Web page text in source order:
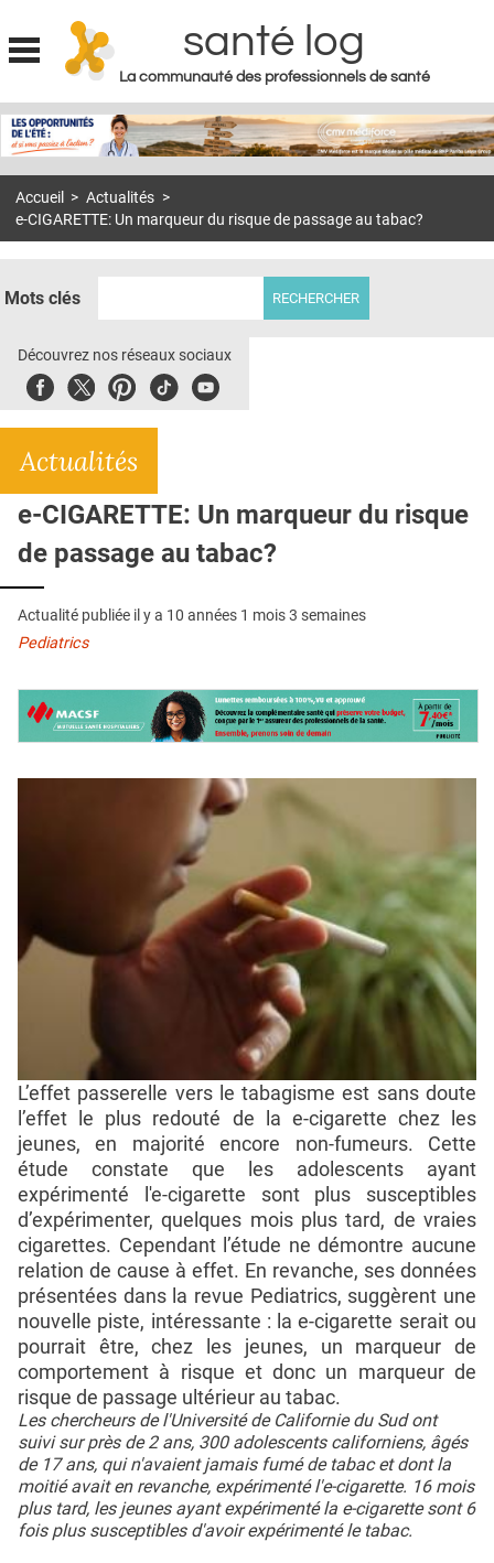
Jump to navigation
santé log
La communauté des professionnels de santé
MON COMPTE
S'ABONNER À LA REVUE SOIN À DOMICILE
DOSSIERS
E-REVUE SAD
L'APP
QUI SOMMES-NOUS ?
PUBLICITÉ
CONDITIONS GÉNÉRALES
CONTACT
Accueil > Actualités >
e-CIGARETTE: Un marqueur du risque de passage au tabac?
Mots clés
Découvrez nos réseaux sociaux
FacebookTwitterPinterest
TiktokYoubute
Actualités
e-CIGARETTE: Un marqueur du risque
de passage au tabac?
Actualité publiée il y a 10 années 1 mois 3 semaines
Pediatrics
L’effet passerelle vers le tabagisme est sans doute
l’effet le plus redouté de la e-cigarette chez les
jeunes, en majorité encore non-fumeurs. Cette
étude constate que les adolescents ayant
expérimenté l'e-cigarette sont plus susceptibles
d’expérimenter, quelques mois plus tard, de vraies
cigarettes. Cependant l’étude ne démontre aucune
relation de cause à effet. En revanche, ses données
présentées dans la revue Pediatrics, suggèrent une
nouvelle piste, intéressante : la e-cigarette serait ou
pourrait être, chez les jeunes, un marqueur de
comportement à risque et donc un marqueur de
risque de passage ultérieur au tabac.
Les chercheurs de l'Université de Californie du Sud ont
suivi sur près de 2 ans, 300 adolescents californiens, âgés
de 17 ans, qui n'avaient jamais fumé de tabac et dont la
moitié avait en revanche, expérimenté l'e-cigarette. 16 mois
plus tard, les jeunes ayant expérimenté la e-cigarette sont 6
fois plus susceptibles d'avoir expérimenté le tabac.